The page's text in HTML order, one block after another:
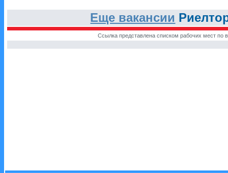
Еще вакансии
Ссылка представлена списком рабочих мест по